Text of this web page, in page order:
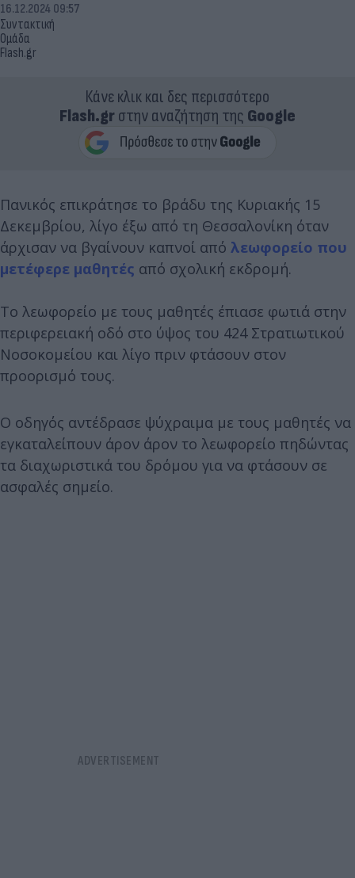
Συντακτική
Ομάδα
Flash.gr
16.12.2024 09:57
Κάνε κλικ και δες περισσότερο
Flash.grστην αναζήτηση της Google
Πανικός επικράτησε το βράδυ της Κυριακής 15
Δεκεμβρίου, λίγο έξω από τη Θεσσαλονίκη όταν
άρχισαν να βγαίνουν καπνοί από λεωφορείο που
μετέφερε μαθητές από σχολική εκδρομή.
Το λεωφορείο με τους μαθητές έπιασε φωτιά στην
περιφερειακή οδό στο ύψος του 424 Στρατιωτικού
Νοσοκομείου και λίγο πριν φτάσουν στον
προορισμό τους.
Ο οδηγός αντέδρασε ψύχραιμα με τους μαθητές να
εγκαταλείπουν άρον άρον το λεωφορείο πηδώντας
τα διαχωριστικά του δρόμου για να φτάσουν σε
ασφαλές σημείο.